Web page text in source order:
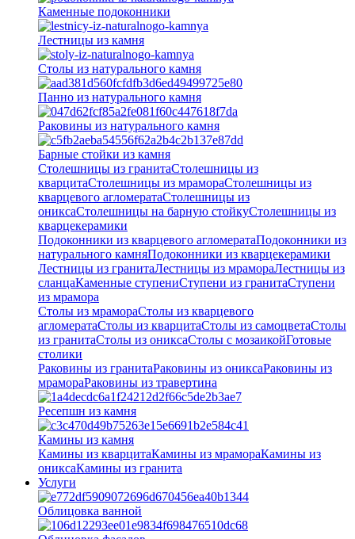
Каменные подоконники
Лестницы из камня
Столы из натурального камня
Панно из натурального камня
Раковины из натурального камня
Барные стойки из камня
Столешницы из гранитаСтолешницы из
кварцитаСтолешницы из мрамораСтолешницы из
кварцевого агломератаCтолешницы из
ониксаСтолешницы на барную стойкуСтолешницы из
кварцекерамики
Подоконники из кварцевого агломератаПодоконники из
натурального камняПодоконники из кварцекерамики
Лестницы из гранитаЛестницы из мрамораЛестницы из
сланцаКаменные ступениСтупени из гранитаСтупени
из мрамора
Столы из мрамораСтолы из кварцевого
агломератаСтолы из кварцитаСтолы из самоцветаСтолы
из гранитаСтолы из ониксаСтолы с мозаикойГотовые
столики
Раковины из гранитаРаковины из ониксаРаковины из
мрамораРаковины из травертина
Ресепшн из камня
Камины из камня
Камины из кварцитаКамины из мрамораКамины из
ониксаКамины из гранита
Услуги
Облицовка ванной